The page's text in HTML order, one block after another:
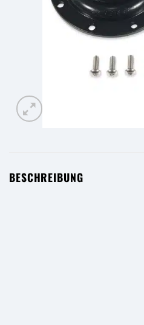
BESCHREIBUNG